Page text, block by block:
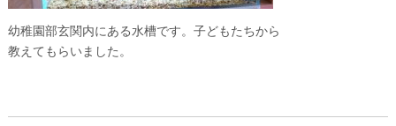
幼稚園部玄関内にある水槽です。子どもたちから
教えてもらいました。